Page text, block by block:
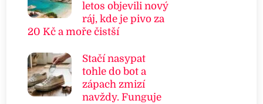
letos objevili nový
ráj, kde je pivo za
20 Kč a moře čistší
Stačí nasypat
tohle do bot a
zápach zmizí
navždy. Funguje